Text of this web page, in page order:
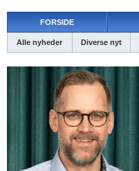
FORSIDE
Alle nyheder Diverse nyt